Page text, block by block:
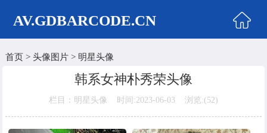
AV.GDBARCODE.CN
首页
首页> 头像图片> 明星头像
韩系女神朴秀荣头像
栏目：明星头像 时间:2023-06-03 浏览:(52)